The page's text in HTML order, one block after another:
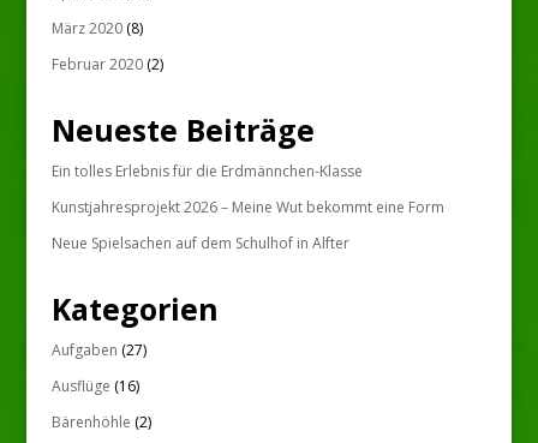
März 2020(8)
Februar 2020(2)
Neueste Beiträge
Ein tolles Erlebnis für die Erdmännchen-Klasse
Kunstjahresprojekt 2026 – Meine Wut bekommt eine Form
Neue Spielsachen auf dem Schulhof in Alfter
Kategorien
Aufgaben (27)
Ausflüge (16)
Bärenhöhle (2)